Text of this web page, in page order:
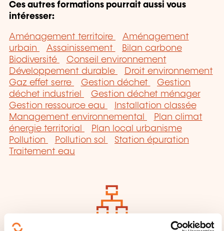
Ces autres formations pourrait aussi vous
intéresser:
Aménagement territoire
Aménagement
urbain
Assainissement
Bilan carbone
Biodiversité
Conseil environnement
Développement durable
Droit environnement
Gaz effet serre
Gestion déchet
Gestion
déchet industriel
Gestion déchet ménager
Gestion ressource eau
Installation classée
Management environnemental
Plan climat
énergie territorial
Plan local urbanisme
Pollution
Pollution sol
Station épuration
Traitement eau